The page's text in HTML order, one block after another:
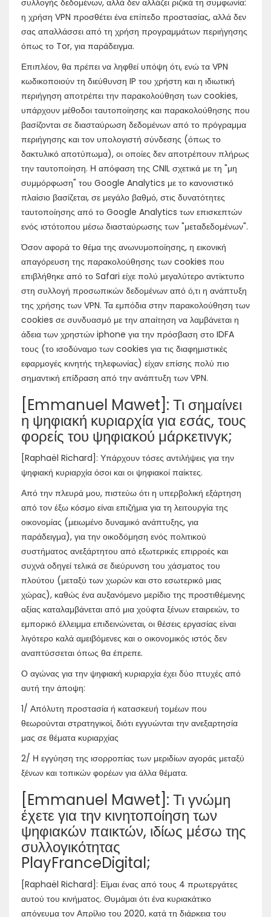
η χρήση VPN προσθέτει ένα επίπεδο προστασίας, αλλά δεν
σας απαλλάσσει από τη χρήση προγραμμάτων περιήγησης
όπως το Tor, για παράδειγμα.
Επιπλέον, θα πρέπει να ληφθεί υπόψη ότι, ενώ τα VPN
κωδικοποιούν τη διεύθυνση IP του χρήστη και η ιδιωτική
περιήγηση αποτρέπει την παρακολούθηση των cookies,
υπάρχουν μέθοδοι ταυτοποίησης και παρακολούθησης που
βασίζονται σε διασταύρωση δεδομένων από το πρόγραμμα
περιήγησης και τον υπολογιστή σύνδεσης (όπως το
δακτυλικό αποτύπωμα), οι οποίες δεν αποτρέπουν πλήρως
την ταυτοποίηση. Η απόφαση της CNIL σχετικά με τη "μη
συμμόρφωση" του Google Analytics με το κανονιστικό
πλαίσιο βασίζεται, σε μεγάλο βαθμό, στις δυνατότητες
ταυτοποίησης από το Google Analytics των επισκεπτών
ενός ιστότοπου μέσω διασταύρωσης των "μεταδεδομένων".
Όσον αφορά το θέμα της ανωνυμοποίησης, η εικονική
απαγόρευση της παρακολούθησης των cookies που
επιβλήθηκε από το Safari είχε πολύ μεγαλύτερο αντίκτυπο
στη συλλογή προσωπικών δεδομένων από ό,τι η ανάπτυξη
της χρήσης των VPN. Τα εμπόδια στην παρακολούθηση των
cookies σε συνδυασμό με την απαίτηση να λαμβάνεται η
άδεια των χρηστών iphone για την πρόσβαση στο IDFA
τους (το ισοδύναμο των cookies για τις διαφημιστικές
εφαρμογές κινητής τηλεφωνίας) είχαν επίσης πολύ πιο
σημαντική επίδραση από την ανάπτυξη των VPN.
[Emmanuel Mawet]: Τι σημαίνει
η ψηφιακή κυριαρχία για εσάς, τους
φορείς του ψηφιακού μάρκετινγκ;
[Raphaël Richard]: Υπάρχουν τόσες αντιλήψεις για την
ψηφιακή κυριαρχία όσοι και οι ψηφιακοί παίκτες.
Από την πλευρά μου, πιστεύω ότι η υπερβολική εξάρτηση
από τον έξω κόσμο είναι επιζήμια για τη λειτουργία της
οικονομίας (μειωμένο δυναμικό ανάπτυξης, για
παράδειγμα), για την οικοδόμηση ενός πολιτικού
συστήματος ανεξάρτητου από εξωτερικές επιρροές και
συχνά οδηγεί τελικά σε διεύρυνση του χάσματος του
πλούτου (μεταξύ των χωρών και στο εσωτερικό μιας
χώρας), καθώς ένα αυξανόμενο μερίδιο της προστιθέμενης
αξίας καταλαμβάνεται από μια χούφτα ξένων εταιρειών, το
εμπορικό έλλειμμα επιδεινώνεται, οι θέσεις εργασίας είναι
λιγότερο καλά αμειβόμενες και ο οικονομικός ιστός δεν
αναπτύσσεται όπως θα έπρεπε.
Ο αγώνας για την ψηφιακή κυριαρχία έχει δύο πτυχές από
αυτή την άποψη:
1/ Απόλυτη προστασία ή κατασκευή τομέων που
θεωρούνται στρατηγικοί, διότι εγγυώνται την ανεξαρτησία
μας σε θέματα κυριαρχίας
2/ Η εγγύηση της ισορροπίας των μεριδίων αγοράς μεταξύ
ξένων και τοπικών φορέων για άλλα θέματα.
[Emmanuel Mawet]: Τι γνώμη
έχετε για την κινητοποίηση των
ψηφιακών παικτών, ιδίως μέσω της
συλλογικότητας
PlayFranceDigital;
[Raphaël Richard]: Είμαι ένας από τους 4 πρωτεργάτες
αυτού του κινήματος. Θυμάμαι ότι ένα κυριακάτικο
απόγευμα τον Απρίλιο του 2020, κατά τη διάρκεια του